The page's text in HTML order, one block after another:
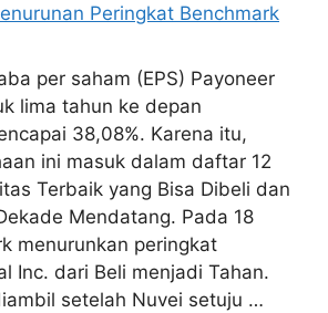
per saham (EPS) Payoneer
lima tahun ke depan
38,08%. Karena itu,
ini masuk dalam daftar 12
Terbaik yang Bisa Dibeli dan
Mendatang. Pada 18
menurunkan peringkat
Inc. dari Beli menjadi Tahan.
setelah Nuvei setuju …